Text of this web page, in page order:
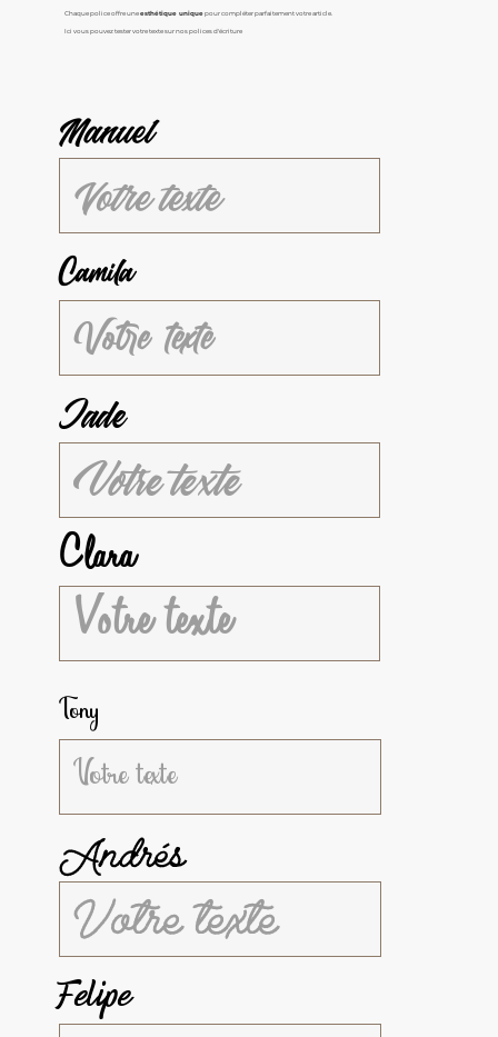
Chaque police offre uneesthétique uniquepour compléter parfaitement votre article.
Ici vous pouvez tester votre texte sur nos polices d'écriture
Manuel
Camila
Jade
Clara
Tony
Andrés
Felipe